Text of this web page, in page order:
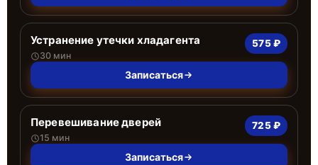
Устранение утечки хладагента
30 мин
575 ₽
Записаться
Перевешивание дверей
15 мин
725 ₽
Записаться